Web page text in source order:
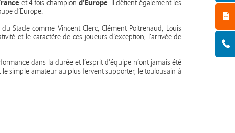
et 4 fois champion d’Europe. Il détient également les
d’Europe.
Stade comme Vincent Clerc, Clément Poitrenaud, Louis
et le caractère de ces joueurs d’exception, l’arrivée de
dans la durée et l’esprit d’équipe n’ont jamais été
simple amateur au plus fervent supporter, le toulousain à